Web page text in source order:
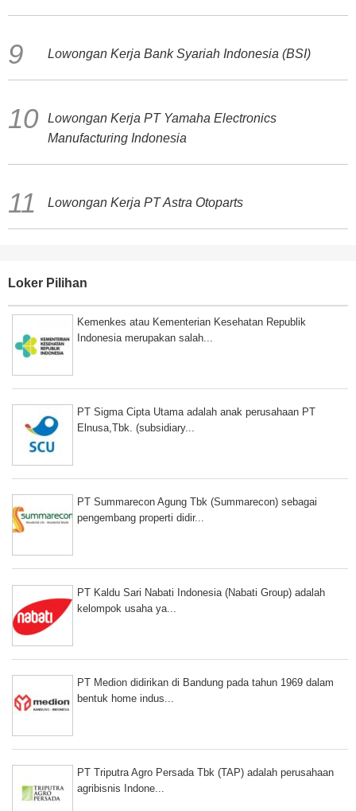
Lowongan Kerja Bank Syariah Indonesia (BSI)
Lowongan Kerja PT Yamaha Electronics
Manufacturing Indonesia
Lowongan Kerja PT Astra Otoparts
Loker Pilihan
Kemenkes atau Kementerian Kesehatan Republik
Indonesia merupakan salah...
PT Sigma Cipta Utama adalah anak perusahaan PT
Elnusa,Tbk. (subsidiary...
PT Summarecon Agung Tbk (Summarecon) sebagai
pengembang properti didir...
PT Kaldu Sari Nabati Indonesia (Nabati Group) adalah
kelompok usaha ya...
PT Medion didirikan di Bandung pada tahun 1969 dalam
bentuk home indus...
PT Triputra Agro Persada Tbk (TAP) adalah perusahaan
agribisnis Indone...